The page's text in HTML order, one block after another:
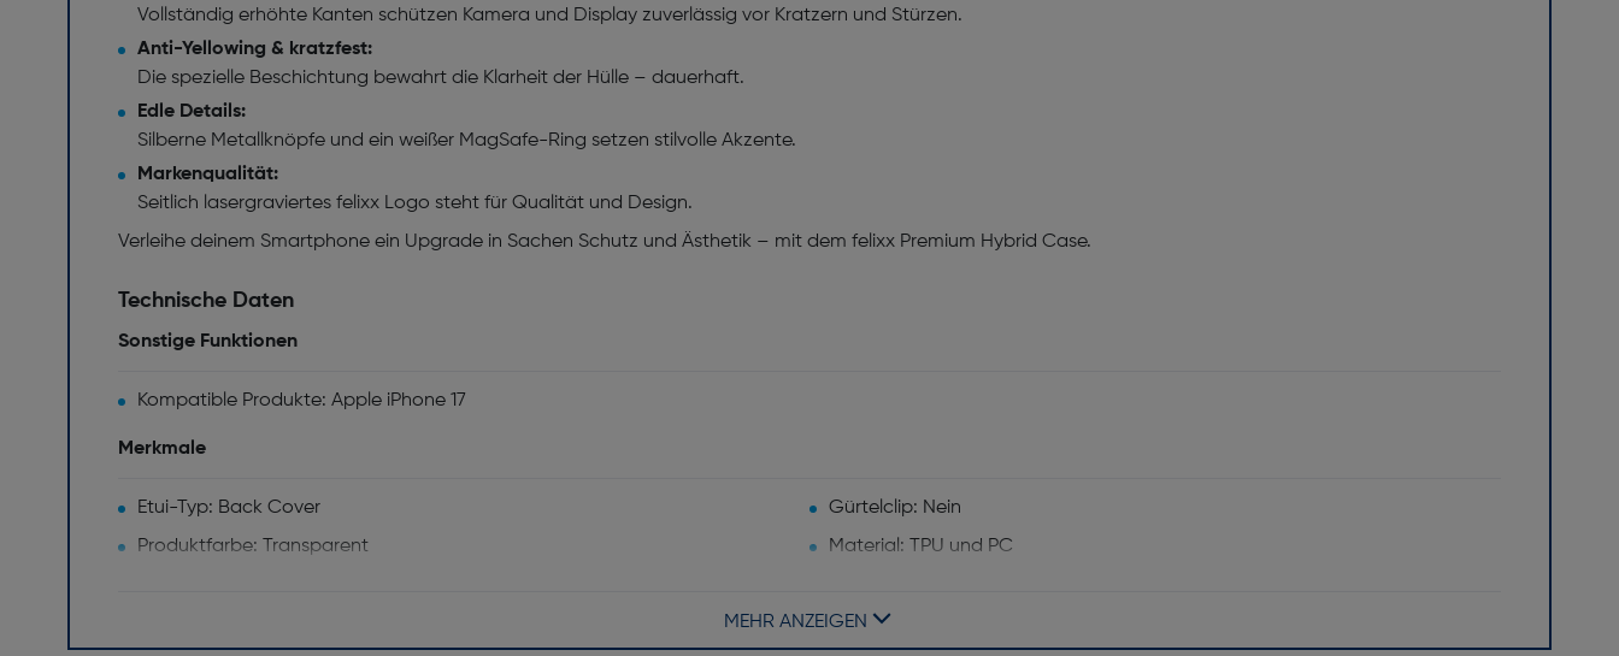
Vollständig erhöhte Kanten schützen Kamera und Display zuverlässig vor Kratzern und Stürzen.
Anti-Yellowing & kratzfest:
Die spezielle Beschichtung bewahrt die Klarheit der Hülle – dauerhaft.
Edle Details:
Silberne Metallknöpfe und ein weißer MagSafe-Ring setzen stilvolle Akzente.
Markenqualität:
Seitlich lasergraviertes felixx Logo steht für Qualität und Design.
Verleihe deinem Smartphone ein Upgrade in Sachen Schutz und Ästhetik – mit dem felixx Premium Hybrid Case.
Technische Daten
Sonstige Funktionen
Kompatible Produkte: Apple iPhone 17
Merkmale
Etui-Typ: Back Cover
Gürtelclip: Nein
Produktfarbe: Transparent
Material: TPU und PC
MEHR ANZEIGEN